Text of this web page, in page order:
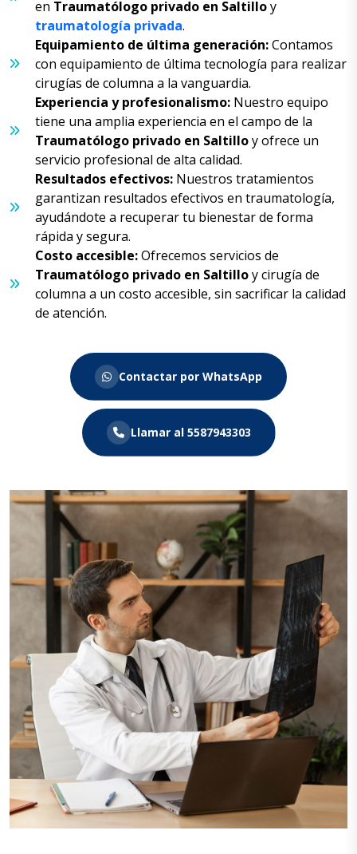
en Traumatólogo privado en Saltilloy
traumatología privada.
Equipamiento de última generación:Contamos
con equipamiento de última tecnología para realizar
cirugías de columna a la vanguardia.
Experiencia y profesionalismo: Nuestro equipo
tiene una amplia experiencia en el campo de la
Traumatólogo privado en Saltilloy ofrece un
servicio profesional de alta calidad.
Resultados efectivos: Nuestros tratamientos
garantizan resultados efectivos en traumatología,
ayudándote a recuperar tu bienestar de forma
rápida y segura.
Costo accesible:Ofrecemos servicios de
Traumatólogo privado en Saltilloy cirugía de
columna a un costo accesible, sin sacrificar la calidad
de atención.
Contactar por WhatsApp
Llamar al 5587943303